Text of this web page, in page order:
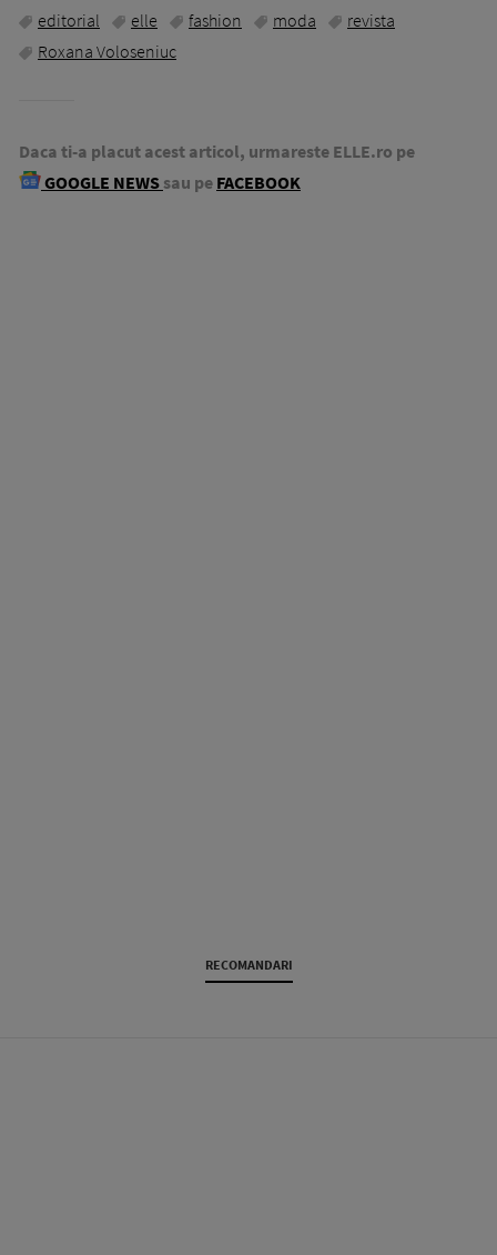
editorial elle fashion moda
revista
Roxana Voloseniuc
Daca ti-a placut acest articol, urmareste ELLE.ro pe
GOOGLE NEWS sau pe FACEBOOK
RECOMANDARI